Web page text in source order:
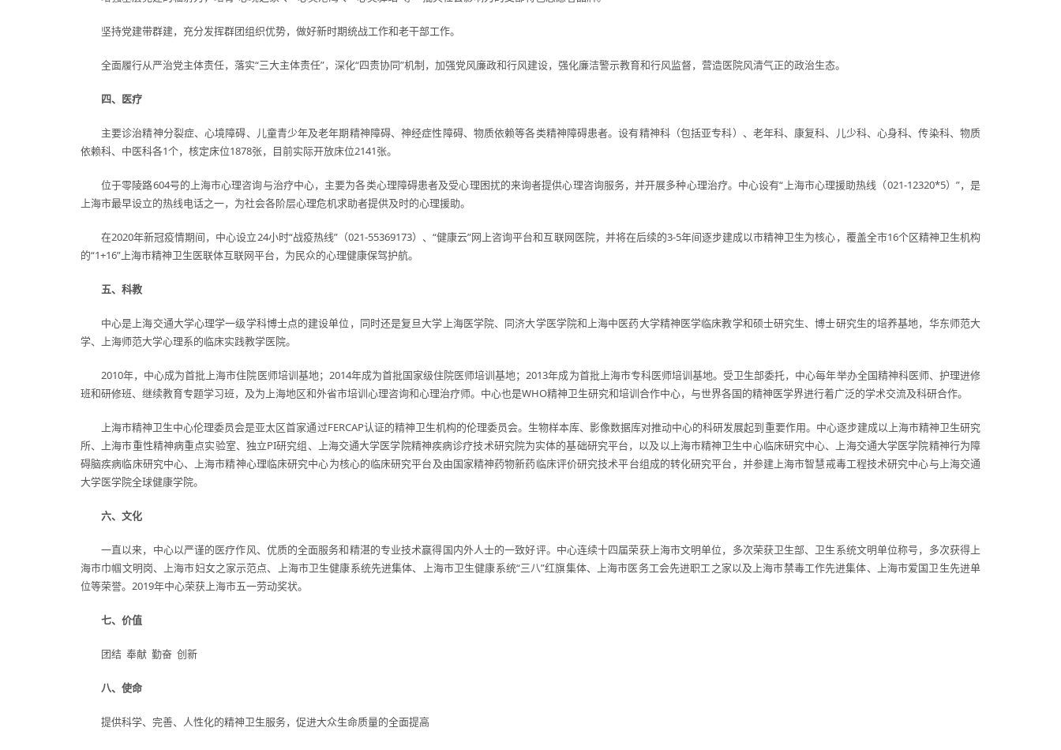
坚持党建带群建，充分发挥群团组织优势，做好新时期统战工作和老干部工作。
全面履行从严治党主体责任，落实“三大主体责任”，深化“四责协同”机制，加强党风廉政和行风建设，强化廉洁警示教育和行风监督，营造医院风清气正的政治生态。
四、医疗
主要诊治精神分裂症、心境障碍、儿童青少年及老年期精神障碍、神经症性障碍、物质依赖等各类精神障碍患者。设有精神科（包括亚专科）、老年科、康复科、儿少科、心身科、传染科、物质
依赖科、中医科各1个，核定床位1878张，目前实际开放床位2141张。
位于零陵路604号的上海市心理咨询与治疗中心，主要为各类心理障碍患者及受心理困扰的来询者提供心理咨询服务，并开展多种心理治疗。中心设有“上海市心理援助热线（021-12320*5）”，是
上海市最早设立的热线电话之一，为社会各阶层心理危机求助者提供及时的心理援助。
在2020年新冠疫情期间，中心设立24小时“战疫热线”（021-55369173）、“健康云”网上咨询平台和互联网医院，并将在后续的3-5年间逐步建成以市精神卫生为核心，覆盖全市16个区精神卫生机构
的“1+16”上海市精神卫生医联体互联网平台，为民众的心理健康保驾护航。
五、科教
中心是上海交通大学心理学一级学科博士点的建设单位，同时还是复旦大学上海医学院、同济大学医学院和上海中医药大学精神医学临床教学和硕士研究生、博士研究生的培养基地，华东师范大
学、上海师范大学心理系的临床实践教学医院。
2010年，中心成为首批上海市住院医师培训基地；2014年成为首批国家级住院医师培训基地；2013年成为首批上海市专科医师培训基地。受卫生部委托，中心每年举办全国精神科医师、护理进修
班和研修班、继续教育专题学习班，及为上海地区和外省市培训心理咨询和心理治疗师。中心也是WHO精神卫生研究和培训合作中心，与世界各国的精神医学界进行着广泛的学术交流及科研合作。
上海市精神卫生中心伦理委员会是亚太区首家通过FERCAP认证的精神卫生机构的伦理委员会。生物样本库、影像数据库对推动中心的科研发展起到重要作用。中心逐步建成以上海市精神卫生研究
所、上海市重性精神病重点实验室、独立PI研究组、上海交通大学医学院精神疾病诊疗技术研究院为实体的基础研究平台，以及以上海市精神卫生中心临床研究中心、上海交通大学医学院精神行为障
碍脑疾病临床研究中心、上海市精神心理临床研究中心为核心的临床研究平台及由国家精神药物新药临床评价研究技术平台组成的转化研究平台，并参建上海市智慧戒毒工程技术研究中心与上海交通
大学医学院全球健康学院。
六、文化
一直以来，中心以严谨的医疗作风、优质的全面服务和精湛的专业技术赢得国内外人士的一致好评。中心连续十四届荣获上海市文明单位，多次荣获卫生部、卫生系统文明单位称号，多次获得上
海市巾帼文明岗、上海市妇女之家示范点、上海市卫生健康系统先进集体、上海市卫生健康系统“三八”红旗集体、上海市医务工会先进职工之家以及上海市禁毒工作先进集体、上海市爱国卫生先进单
位等荣誉。2019年中心荣获上海市五一劳动奖状。
七、价值
团结 奉献 勤奋 创新
八、使命
提供科学、完善、人性化的精神卫生服务，促进大众生命质量的全面提高